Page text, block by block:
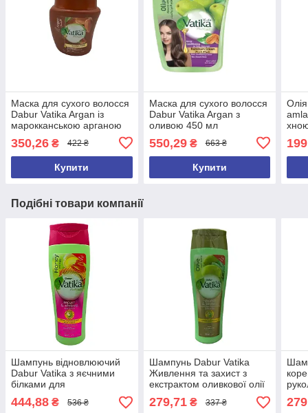
Маска для сухого волосся
Dabur Vatika Argan із
марокканською арганою
350,26 ₴ 422 ₴
Купити
Маска для сухого волосся
Dabur Vatika Argan з
оливою 450 мл
550,29₴ 663 ₴
Купити
Подібні товари компанії
Шампунь відновлюючий
Dabur Vatika з яєчними
білками для
пошкодженого волосся
360 мл Ватика
444,88 ₴ 536 ₴
Шампунь Dabur Vatika
Живлення та захист з
екстрактом оливкової олії
та мигдалю 180 мл
279,71₴ 337 ₴
мл